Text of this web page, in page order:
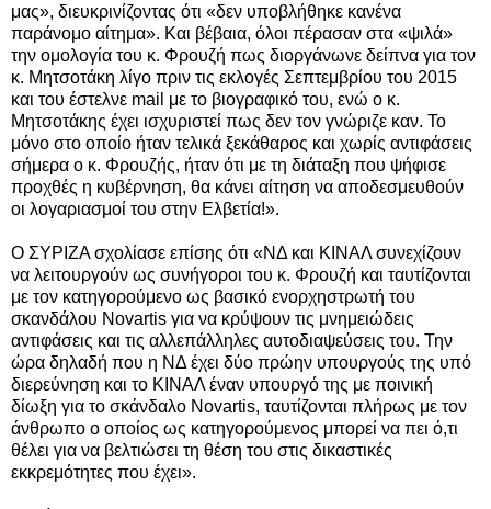
μας», διευκρινίζοντας ότι «δεν υποβλήθηκε κανένα
παράνομο αίτημα». Και βέβαια, όλοι πέρασαν στα «ψιλά»
την ομολογία του κ. Φρουζή πως διοργάνωνε δείπνα για τον
κ. Μητσοτάκη λίγο πριν τις εκλογές Σεπτεμβρίου του 2015
και του έστελνε mail με το βιογραφικό του, ενώ ο κ.
Μητσοτάκης έχει ισχυριστεί πως δεν τον γνώριζε καν. Το
μόνο στο οποίο ήταν τελικά ξεκάθαρος και χωρίς αντιφάσεις
σήμερα ο κ. Φρουζής, ήταν ότι με τη διάταξη που ψήφισε
προχθές η κυβέρνηση, θα κάνει αίτηση να αποδεσμευθούν
οι λογαριασμοί του στην Ελβετία!».
Ο ΣΥΡΙΖΑ σχολίασε επίσης ότι «ΝΔ και ΚΙΝΑΛ συνεχίζουν
να λειτουργούν ως συνήγοροι του κ. Φρουζή και ταυτίζονται
με τον κατηγορούμενο ως βασικό ενορχηστρωτή του
σκανδάλου Novartis για να κρύψουν τις μνημειώδεις
αντιφάσεις και τις αλλεπάλληλες αυτοδιαψεύσεις του. Την
ώρα δηλαδή που η ΝΔ έχει δύο πρώην υπουργούς της υπό
διερεύνηση και το ΚΙΝΑΛ έναν υπουργό της με ποινική
δίωξη για το σκάνδαλο Novartis, ταυτίζονται πλήρως με τον
άνθρωπο ο οποίος ως κατηγορούμενος μπορεί να πει ό,τι
θέλει για να βελτιώσει τη θέση του στις δικαστικές
εκκρεμότητες που έχει».